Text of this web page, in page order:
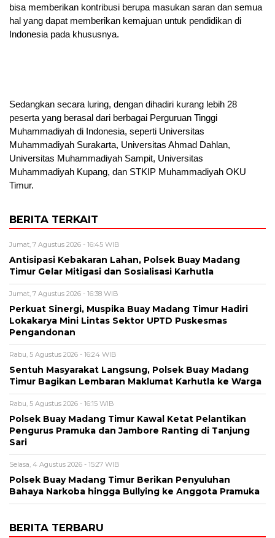
bisa memberikan kontribusi berupa masukan saran dan semua
hal yang dapat memberikan kemajuan untuk pendidikan di
Indonesia pada khususnya.
Sedangkan secara luring, dengan dihadiri kurang lebih 28
peserta yang berasal dari berbagai Perguruan Tinggi
Muhammadiyah di Indonesia, seperti Universitas
Muhammadiyah Surakarta, Universitas Ahmad Dahlan,
Universitas Muhammadiyah Sampit, Universitas
Muhammadiyah Kupang, dan STKIP Muhammadiyah OKU
Timur.
BERITA TERKAIT
Jumat, 7 Agustus 2026 - 16:45 WIB
Antisipasi Kebakaran Lahan, Polsek Buay Madang
Timur Gelar Mitigasi dan Sosialisasi Karhutla
Jumat, 7 Agustus 2026 - 16:38 WIB
Perkuat Sinergi, Muspika Buay Madang Timur Hadiri
Lokakarya Mini Lintas Sektor UPTD Puskesmas
Pengandonan
Rabu, 5 Agustus 2026 - 16:24 WIB
Sentuh Masyarakat Langsung, Polsek Buay Madang
Timur Bagikan Lembaran Maklumat Karhutla ke Warga
Rabu, 5 Agustus 2026 - 16:15 WIB
Polsek Buay Madang Timur Kawal Ketat Pelantikan
Pengurus Pramuka dan Jambore Ranting di Tanjung
Sari
Selasa, 4 Agustus 2026 - 15:27 WIB
Polsek Buay Madang Timur Berikan Penyuluhan
Bahaya Narkoba hingga Bullying ke Anggota Pramuka
BERITA TERBARU